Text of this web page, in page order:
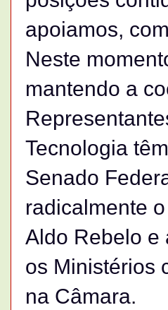
apoiamos,
Neste
mantendo a
Tecnologia
Senado
radicalmente
Aldo Rebelo e
os Ministérios
na Câmara.